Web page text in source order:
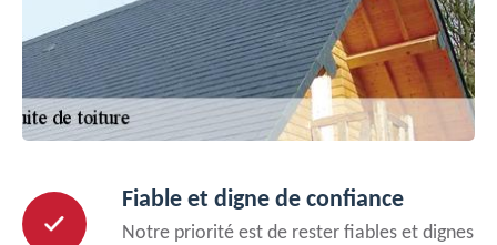
Fiable et digne de confiance
Notre priorité est de rester fiables et dignes